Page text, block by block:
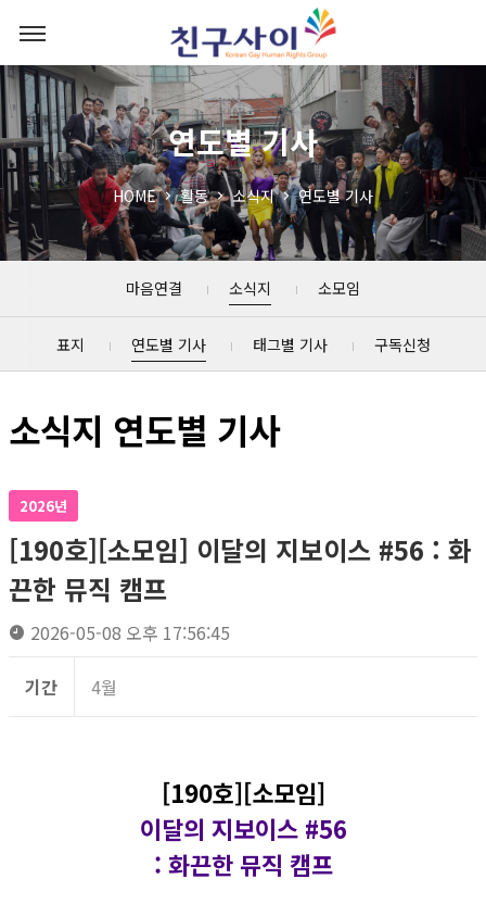
연도별 기사
HOME 활동 소식지 연도별 기사
마음연결 소식지 소모임
표지 연도별 기사 태그별 기사 구독신청
소식지 연도별 기사
2026년
[190호][소모임] 이달의 지보이스 #56 : 화
끈한 뮤직 캠프
2026-05-08 오후 17:56:45
기간 4월
[190호][소모임]
이달의 지보이스 #56
: 화끈한 뮤직 캠프